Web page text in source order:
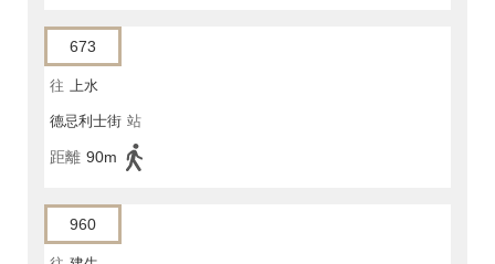
673
往 上水
德忌利士街 站
距離 90m
960